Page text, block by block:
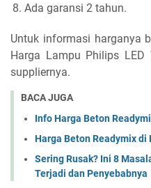
Ada garansi 2 tahun.
Untuk informasi harganya
Harga Lampu Philips
suppliernya.
BACA JUGA
Info Harga Beton
Harga Beton Readymix
Sering Rusak? Ini 8
Terjadi dan Penyebabnya